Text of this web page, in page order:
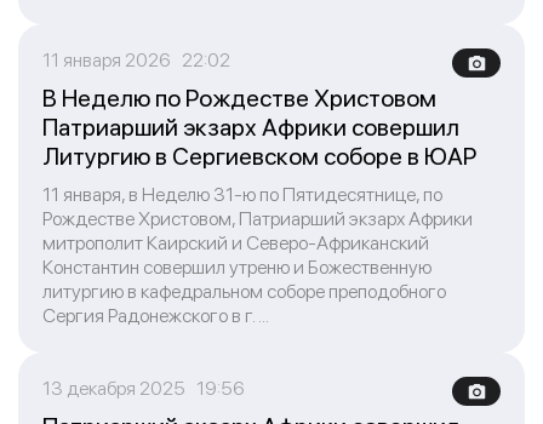
11 января 2026 22:02
В Неделю по Рождестве Христовом
Патриарший экзарх Африки совершил
Литургию в Сергиевском соборе в ЮАР
11 января, в Неделю 31-ю по Пятидесятнице, по
Рождестве Христовом, Патриарший экзарх Африки
митрополит Каирский и Северо-Африканский
Константин совершил утреню и Божественную
литургию в кафедральном соборе преподобного
Сергия Радонежского в г. ...
13 декабря 2025 19:56